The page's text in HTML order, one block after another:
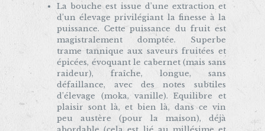
La bouche est issue d’une extraction et
d’un élevage privilégiant la finesse à la
puissance. Cette puissance du fruit est
magistralement domptée. Superbe
trame tannique aux saveurs fruitées et
épicées, évoquant le cabernet (mais sans
raideur), fraîche, longue, sans
défaillance, avec des notes subtiles
d’élevage (moka, vanille). Equilibre et
plaisir sont là, et bien là, dans ce vin
peu austère (pour la maison), déjà